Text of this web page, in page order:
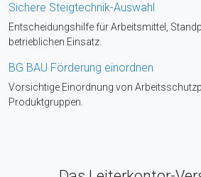
Sichere Steigtechnik-Auswahl
Entscheidungshilfe für Arbeitsmittel,
betrieblichen Einsatz.
BG BAU Förderung einordnen
Vorsichtige Einordnung von
Produktgruppen.